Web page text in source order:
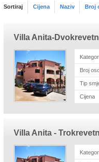
Sortiraj Cijena Naziv Broj
Villa Anita-
Broj
Tip
Cijena
Villa Anita -